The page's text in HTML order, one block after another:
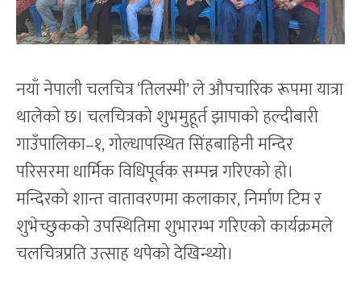
नयाँ नेपाली चलचित्र ‘तिलस्मी’ ले औपचारिक रूपमा यात्रा
थालेको छ। चलचित्रको शुभमुहूर्त झापाको हल्दीबारी
गाउँपालिका–१, गोल्धापस्थित सिंहबाहिनी मन्दिर
परिसरमा धार्मिक विधिपूर्वक सम्पन्न गरिएको हो।
मन्दिरको शान्त वातावरणमा कलाकार, निर्माण टिम र
शुभेच्छुकको उपस्थितिमा शुभारम्भ गरिएको कार्यक्रमले
चलचित्रप्रति उत्साह थपेको देखिन्थ्यो।